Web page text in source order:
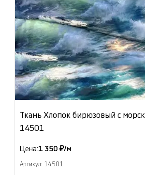
Ткань Хлопок бирюзовый с
14501
Цена:1 350 ₽/м
Артикул: 14501